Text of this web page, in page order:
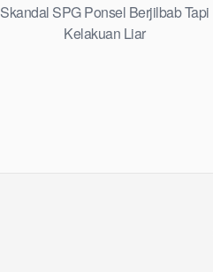
Skandal SPG Ponsel Berjilbab Tapi
Kelakuan Liar